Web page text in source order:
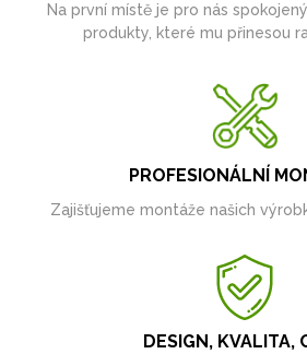
Na první místě je pro nás
produkty, které mu přinesou
PROFESIONÁLNÍ
Zajišťujeme montáže našich
DESIGN, KVALITA,